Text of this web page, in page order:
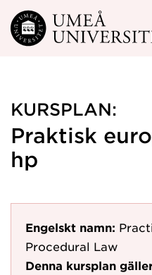
Hoppa direkt till
KURSPLAN:
Praktisk
hp
Engelskt namn:
Procedural Law
Denna kursplan